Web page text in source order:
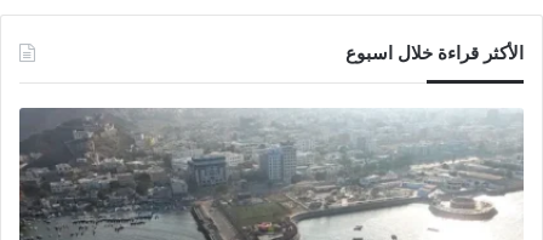
الأكثر قراءة خلال اسبوع